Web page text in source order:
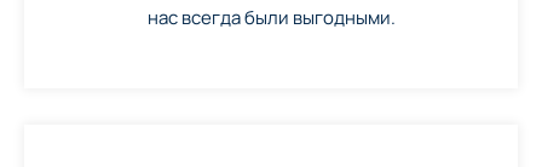
нас всегда были выгодными.